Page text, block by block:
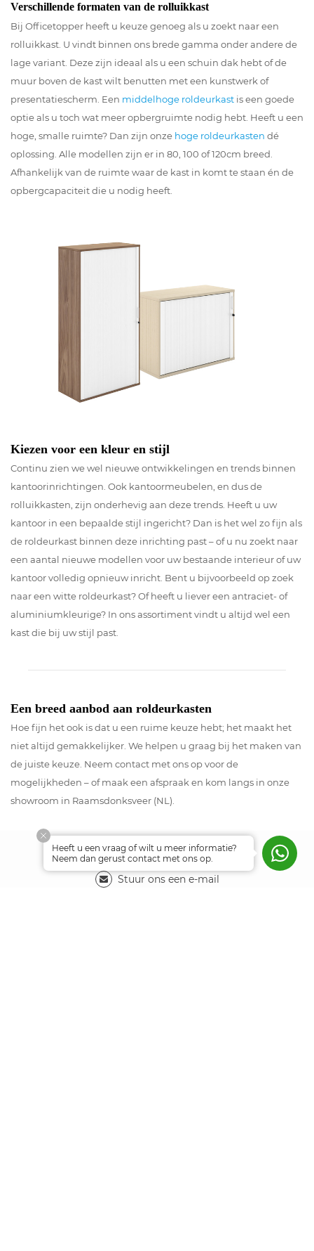
Verschillende formaten van de rolluikkast
Bij Officetopper heeft u keuze genoeg als u zoekt naar een
rolluikkast. U vindt binnen ons brede gamma onder andere de
lage variant. Deze zijn ideaal als u een schuin dak hebt of de
muur boven de kast wilt benutten met een kunstwerk of
presentatiescherm. Een middelhoge roldeurkast is een goede
optie als u toch wat meer opbergruimte nodig hebt. Heeft u een
hoge, smalle ruimte? Dan zijn onze hoge roldeurkasten dé
oplossing. Alle modellen zijn er in 80, 100 of 120cm breed.
Afhankelijk van de ruimte waar de kast in komt te staan én de
opbergcapaciteit die u nodig heeft.
Kiezen voor een kleur en stijl
Continu zien we wel nieuwe ontwikkelingen en trends binnen
kantoorinrichtingen. Ook kantoormeubelen, en dus de
rolluikkasten, zijn onderhevig aan deze trends. Heeft u uw
kantoor in een bepaalde stijl ingericht? Dan is het wel zo fijn als
de roldeurkast binnen deze inrichting past – of u nu zoekt naar
een aantal nieuwe modellen voor uw bestaande interieur of uw
kantoor volledig opnieuw inricht. Bent u bijvoorbeeld op zoek
naar een witte roldeurkast? Of heeft u liever een antraciet- of
aluminiumkleurige? In ons assortiment vindt u altijd wel een
kast die bij uw stijl past.
Een breed aanbod aan roldeurkasten
Hoe fijn het ook is dat u een ruime keuze hebt; het maakt het
niet altijd gemakkelijker. We helpen u graag bij het maken van
de juiste keuze. Neem contact met ons op voor de
mogelijkheden – of maak een afspraak en kom langs in onze
showroom in Raamsdonksveer (NL).
Klantenservice
Stuur ons een e-mail
Heeft u een vraag of wilt u meer informatie?
Neem dan gerust contact met ons op.